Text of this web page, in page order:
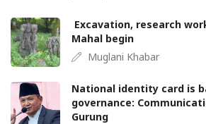
Excavation, research
Mahal begin
Muglani Khabar
National identity card is
governance:
Gurung